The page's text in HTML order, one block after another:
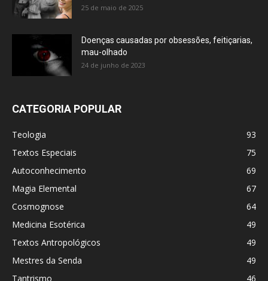
25 de maio de 2025
Doenças causadas por obsessões, feitiçarias,
mau-olhado
24 de junho de 2023
CATEGORIA POPULAR
Teologia
93
Textos Especiais
75
Autoconhecimento
69
Magia Elemental
67
Cosmognose
64
Medicina Esotérica
49
Textos Antropológicos
49
Mestres da Senda
49
Tantrismo
46